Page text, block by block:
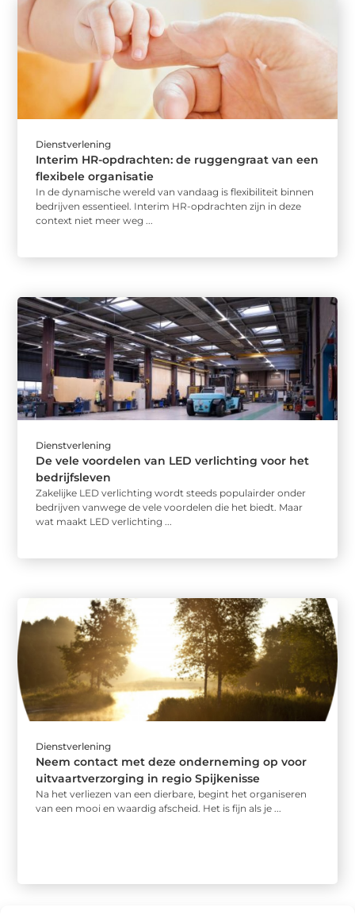
Dienstverlening
Interim HR-opdrachten: de ruggengraat van een
flexibele organisatie
In de dynamische wereld van vandaag is flexibiliteit binnen
bedrijven essentieel. Interim HR-opdrachten zijn in deze
context niet meer weg ...
Dienstverlening
De vele voordelen van LED verlichting voor het
bedrijfsleven
Zakelijke LED verlichting wordt steeds populairder onder
bedrijven vanwege de vele voordelen die het biedt. Maar
wat maakt LED verlichting ...
Dienstverlening
Neem contact met deze onderneming op voor
uitvaartverzorging in regio Spijkenisse
Na het verliezen van een dierbare, begint het organiseren
van een mooi en waardig afscheid. Het is fijn als je ...